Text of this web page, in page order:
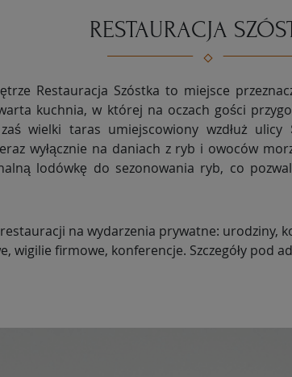
RESTAURACJA
kuchnia, w której na oczach gości
zaś wielki taras umiejscowiony wzdłuż
wyłącznie na daniach z ryb i owoców
lodówkę do sezonowania ryb, co
na wydarzenia prywatne: urodziny,
wigilie firmowe, konferencje. Szczegóły pod